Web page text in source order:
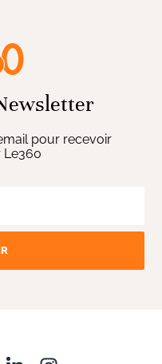
pour recevoir
Le360